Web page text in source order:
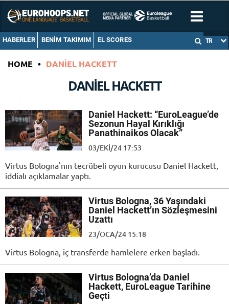
HABERLER BENIM TAKIMIM EL SCORES TR
HOME • DANIEL HACKETT
DANIEL HACKETT
Daniel Hackett: “EuroLeague’de
Sezonun Hayal Kırıklığı
Panathinaikos Olacak”
03/EKI/24 17:53
Virtus Bologna'nın tecrübeli oyun kurucusu Daniel Hackett,
iddialı açıklamalar yaptı.
Virtus Bologna, 36 Yaşındaki
Daniel Hackett’ın Sözleşmesini
Uzattı
23/OCA/24 15:18
Virtus Bologna, iç transferde hamlelere erken başladı.
Virtus Bologna’da Daniel
Hackett, EuroLeague Tarihine
Geçti